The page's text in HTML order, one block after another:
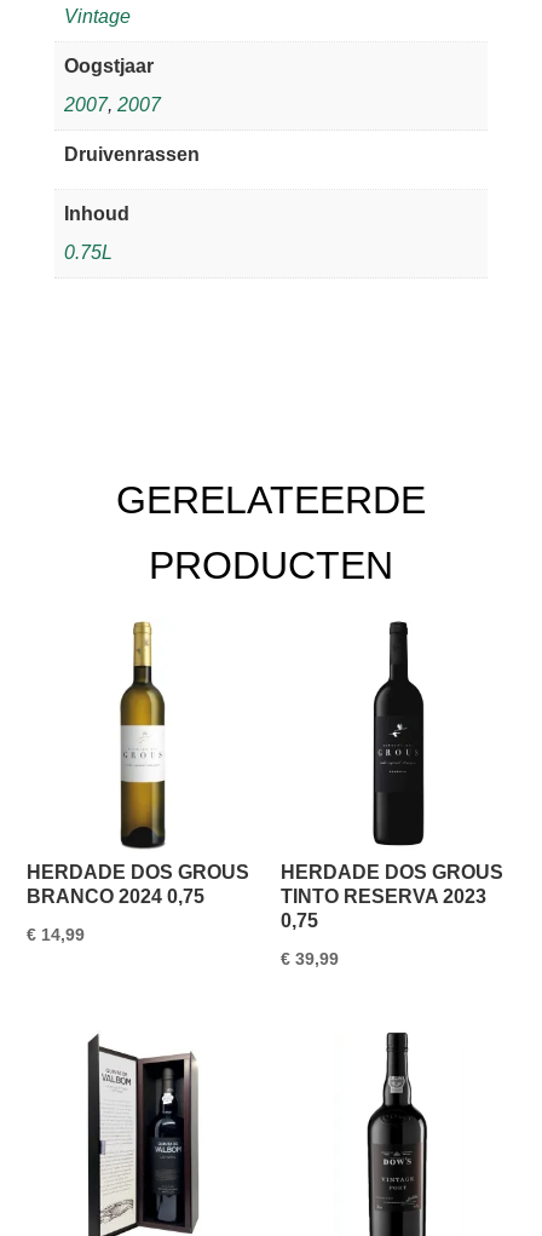
Vintage
Oogstjaar
2007, 2007
Druivenrassen
Inhoud
0.75L
GERELATEERDE
PRODUCTEN
HERDADE DOS GROUS
BRANCO 2024 0,75
€ 14,99
HERDADE DOS GROUS
TINTO RESERVA 2023
0,75
€ 39,99